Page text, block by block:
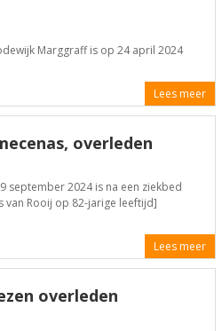
Marggraff is op 24 april 2024
Lees meer
overleden
september 2024 is na een ziekbed
van Rooij op 82-jarige leeftijd]
Lees meer
overleden